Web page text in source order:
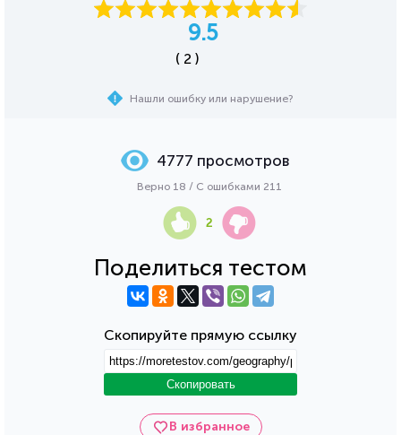
9.5
( 2 )
Нашли ошибку или нарушение?
В избранное
Поделиться тестом
Скопируйте прямую ссылку
Скопировать
4777 просмотров
Верно 18 / С ошибками 211
2